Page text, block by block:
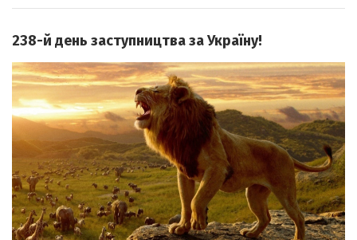
238-й день заступництва за Україну!